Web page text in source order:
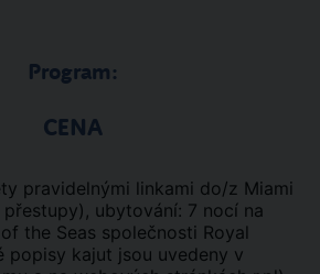
Program:
CENA
pravidelnými linkami do/z Miami
ubytování: 7 nocí na
the Seas společnosti Royal
popisy kajut jsou uvedeny v